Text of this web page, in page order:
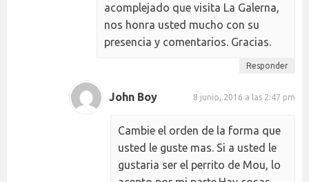
acomplejado que visita La Galerna,
nos honra usted mucho con su
presencia y comentarios. Gracias.
Responder
John Boy 8 junio, 2016 a las 2:47 pm
Cambie el orden de la forma que
usted le guste mas. Si a usted le
gustaria ser el perrito de Mou, lo